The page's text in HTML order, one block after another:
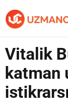
Contact / İletişim
Vitalik
katman